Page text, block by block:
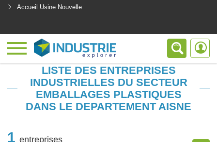
Accueil Usine Nouvelle
LISTE DES ENTREPRISES
INDUSTRIELLES DU SECTEUR
EMBALLAGES PLASTIQUES
DANS LE DEPARTEMENT AISNE
1 entreprises